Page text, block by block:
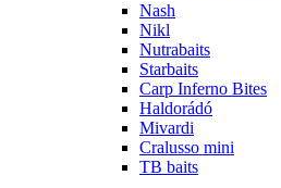
Nash
Nikl
Nutrabaits
Starbaits
Carp Inferno Bites
Haldorádó
Mivardi
Cralusso mini
TB baits